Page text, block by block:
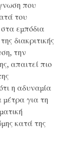
που
του
εμπόδια
διακριτικής
την
απαιτεί πιο
η αδυναμία
για τη
κατά της